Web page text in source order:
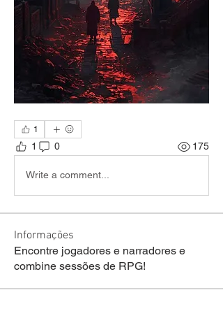
1
1 0 175
Write a comment...
Informações
Encontre jogadores e narradores e
combine sessões de RPG!